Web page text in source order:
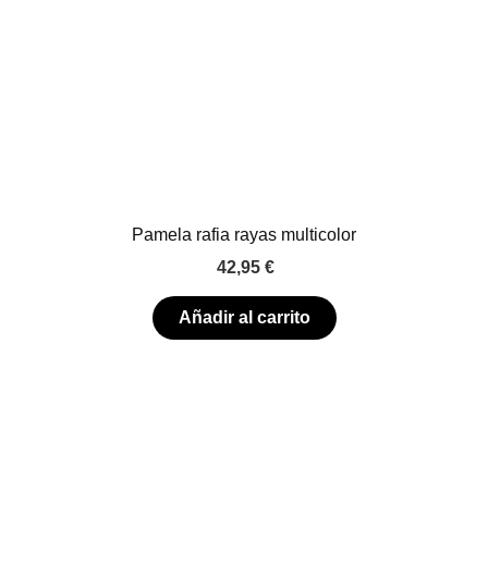
Pamela rafia rayas multicolor
42,95 €
Añadir al carrito